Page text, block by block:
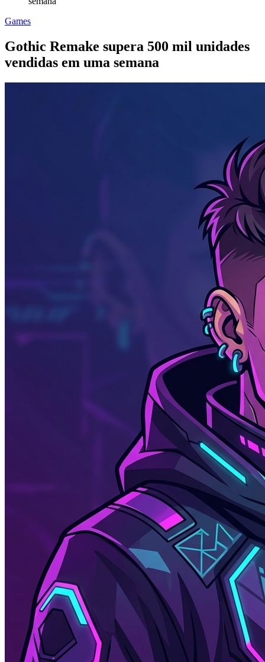
Games
Gothic Remake supera 500 mil unidades
vendidas em uma semana